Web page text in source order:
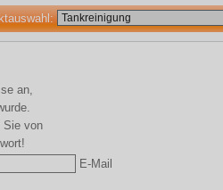
an,
Sie von
E-Mail